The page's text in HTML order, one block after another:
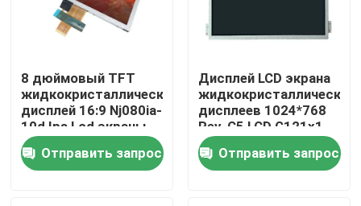
Домой
Продукты
8 дюймовый TFT
жидкокристаллический
дисплей 16:9 Nj080ia-
10d Ips Lcd экраны
Lvds 40 пин
Отправить запрос
Дисплей LCD экрана
жидкокристаллических
дисплеев 1024*768
Rev. C5 LCD G121x1-
L03 G104x1-L03
Отправить запрос